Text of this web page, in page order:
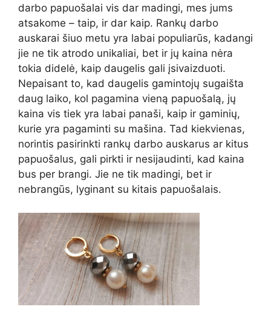
darbo papuošalai vis dar madingi, mes jums
atsakome – taip, ir dar kaip. Rankų darbo
auskarai šiuo metu yra labai populiarūs, kadangi
jie ne tik atrodo unikaliai, bet ir jų kaina nėra
tokia didelė, kaip daugelis gali įsivaizduoti.
Nepaisant to, kad daugelis gamintojų sugaišta
daug laiko, kol pagamina vieną papuošalą, jų
kaina vis tiek yra labai panaši, kaip ir gaminių,
kurie yra pagaminti su mašina. Tad kiekvienas,
norintis pasirinkti rankų darbo auskarus ar kitus
papuošalus, gali pirkti ir nesijaudinti, kad kaina
bus per brangi. Jie ne tik madingi, bet ir
nebrangūs, lyginant su kitais papuošalais.